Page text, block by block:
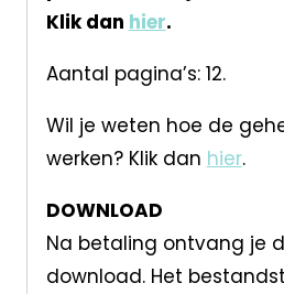
Klik dan hier.
Aantal pagina’s: 12.
Wil je weten hoe de
werken? Klik dan hier.
DOWNLOAD
Na betaling ontvang je
download. Het